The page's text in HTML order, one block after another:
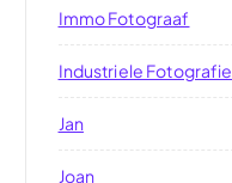
Immo Fotograaf
Industriele Fotografie
Jan
Joan